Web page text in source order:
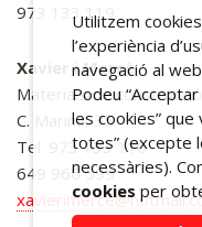
973 133 119
Xavier i Mercè
Materials de construcció
C. Marina, 35
Tel. 973 133 110
649 966 599
Utilitzem
l’experiència
navegació al
Podeu
les cookies”
totes” (excepte
necessàries).
cookies per